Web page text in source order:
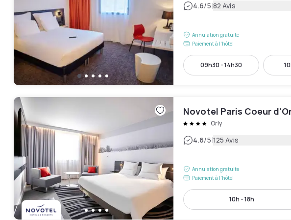
4.6/5|82 Avis
Annulation gratuite
Paiement à l'hôtel
09h30 - 14h30
Novotel Paris Coeur
Orly
4.6/5|125 Avis
Annulation gratuite
Paiement à l'hôtel
10h - 18h